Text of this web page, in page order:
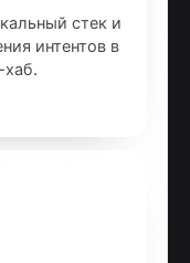
стек и
интентов в